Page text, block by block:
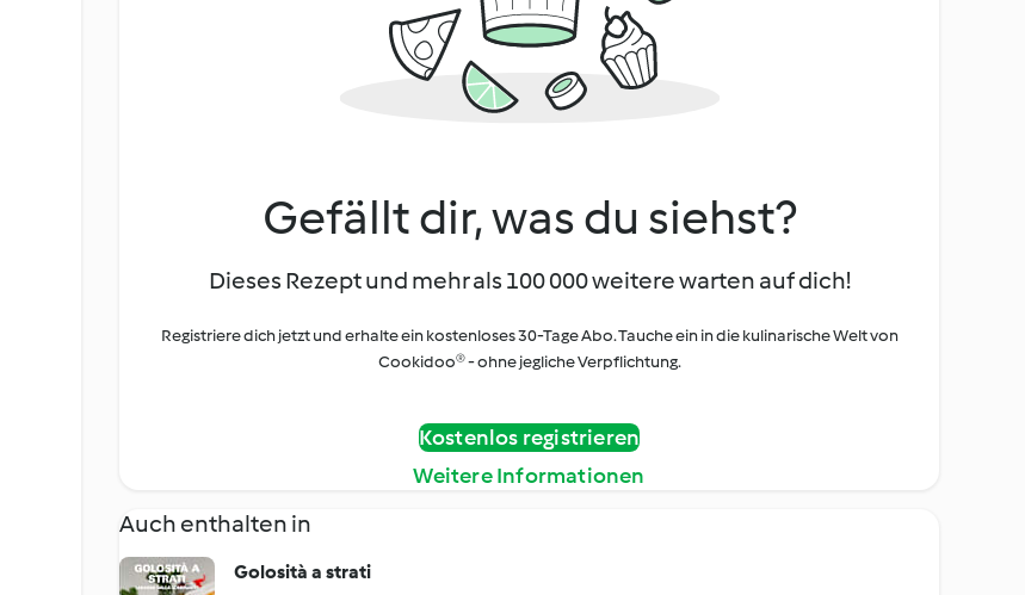
Gefällt dir, was du siehst?
Dieses Rezept und mehr als 100 000 weitere warten auf dich!
Registriere dich jetzt und erhalte ein kostenloses 30-Tage Abo. Tauche ein in die kulinarische Welt von
Cookidoo® - ohne jegliche Verpflichtung.
Kostenlos registrieren
Weitere Informationen
Auch enthalten in
Golosità a strati